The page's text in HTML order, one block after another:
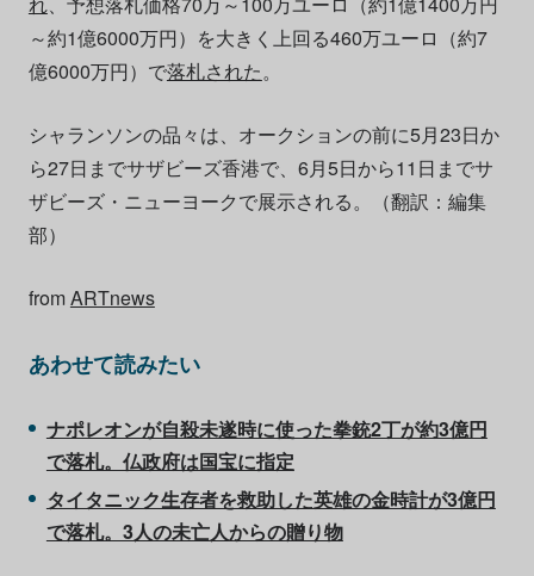
～約1億6000万円）を大きく上回る460万ユーロ（約7
億6000万円）で落札された。
シャランソンの品々は、オークションの前に5月23日か
ら27日までサザビーズ香港で、6月5日から11日までサ
ザビーズ・ニューヨークで展示される。（翻訳：編集
部）
fromARTnews
あわせて読みたい
ナポレオンが自殺未遂時に使った拳銃2丁が約3億円
で落札。仏政府は国宝に指定
タイタニック生存者を救助した英雄の金時計が3億円
で落札。3人の未亡人からの贈り物